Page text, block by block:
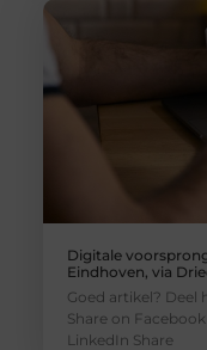
Digitale
Eindhoven, via
Goed artikel? Deel
Share on
LinkedIn Share